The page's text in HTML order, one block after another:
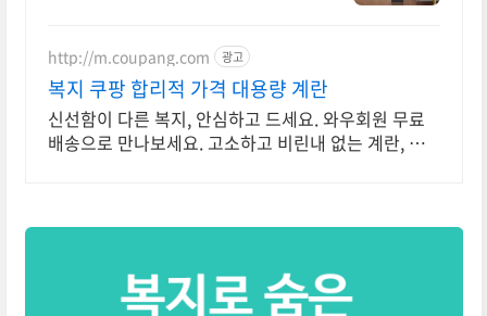
http://m.coupang.com 광고
복지 쿠팡 합리적 가격 대용량 계란
신선함이 다른 복지, 안심하고 드세요. 와우회원 무료
배송으로 만나보세요. 고소하고 비린내 없는 계란, 탱